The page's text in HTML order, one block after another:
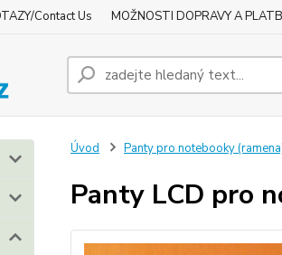
Contact Us MOŽNOSTI DOPRAVY A
Úvod Panty pro notebooky
Panty LCD pro